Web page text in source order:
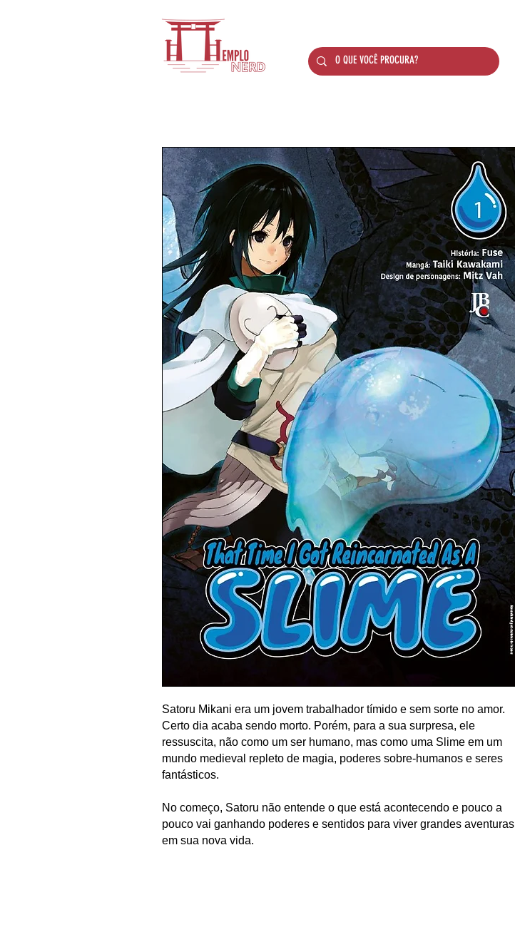
Satoru Mikani era um jovem trabalhador tímido e sem sorte no amor.
Certo dia acaba sendo morto. Porém, para a sua surpresa, ele
ressuscita, não como um ser humano, mas como uma Slime em um
mundo medieval repleto de magia, poderes sobre-humanos e seres
fantásticos.
No começo, Satoru não entende o que está acontecendo e pouco a
pouco vai ganhando poderes e sentidos para viver grandes aventuras
em sua nova vida.